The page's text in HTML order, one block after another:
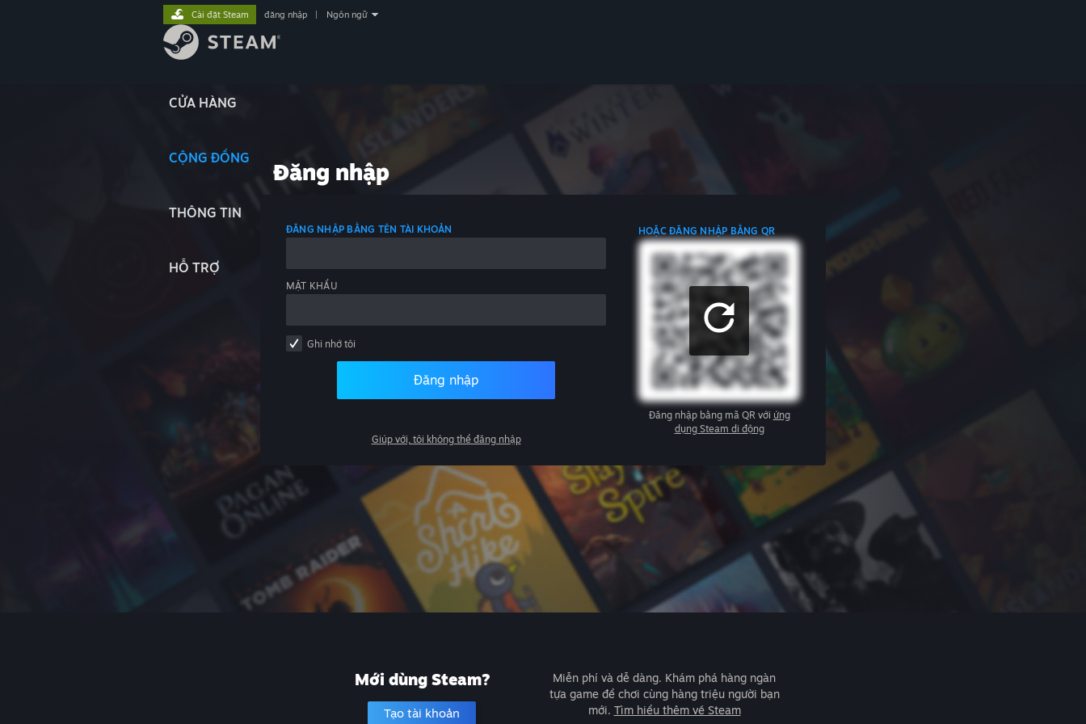
CỬA HÀNG
CỘNG ĐỒNG
THÔNG TIN
HỖ TRỢ
Cài đặt Steam đăng nhập Ngôn ngữ
Đăng nhập
ĐĂNG NHẬP BẰNG TÊN TÀI KHOẢN
MẬT KHẨU
Ghi nhớ tôi
Đăng nhập
Giúp với, tôi không thể đăng nhập
HOẶC ĐĂNG NHẬP BẰNG QR
Đăng nhập bằng mã QR với ứng
dụng Steam di động
Mới dùng Steam?
Tạo tài khoản
Miễn phí và dễ dàng. Khám phá hàng ngàn
tựa game để chơi cùng hàng triệu người bạn
mới. Tìm hiểu thêm về Steam